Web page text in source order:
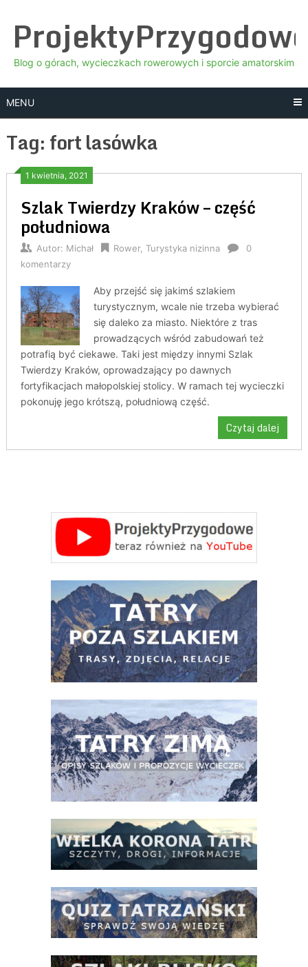
content
Blog o górach, wycieczkach rowerowych i sporcie amatorskim
MENU
Tag:fort lasówka
1 kwietnia, 2021
Szlak Twierdzy Kraków – część
południowa
Autor: Michał Rower, Turystyka nizinna
0
komentarzy
Aby przejść się jakimś szlakiem
turystycznym, wcale nie trzeba wybierać
się daleko za miasto. Niektóre z tras
prowadzących wśród zabudowań też
potrafią być ciekawe. Taki jest między innymi Szlak
Twierdzy Kraków, oprowadzający po dawnych
fortyfikacjach małopolskiej stolicy. W ramach tej wycieczki
pokonuję jego krótszą, południową część.
Czytaj dalej